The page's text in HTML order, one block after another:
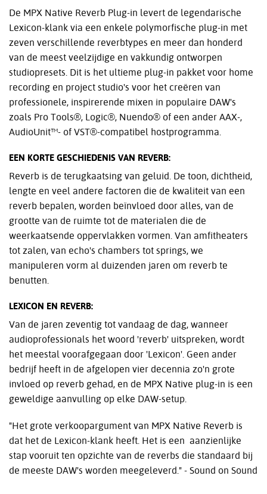
De MPX Native Reverb Plug-in levert de legendarische
Lexicon-klank via een enkele polymorfische plug-in met
zeven verschillende reverbtypes en meer dan honderd
van de meest veelzijdige en vakkundig ontworpen
studiopresets. Dit is het ultieme plug-in pakket voor home
recording en project studio's voor het creëren van
professionele, inspirerende mixen in populaire DAW's
zoals Pro Tools®, Logic®, Nuendo® of een ander AAX-,
AudioUnit™- of VST®-compatibel hostprogramma.
EEN KORTE GESCHIEDENIS VAN REVERB:
Reverb is de terugkaatsing van geluid. De toon, dichtheid,
lengte en veel andere factoren die de kwaliteit van een
reverb bepalen, worden beïnvloed door alles, van de
grootte van de ruimte tot de materialen die de
weerkaatsende oppervlakken vormen. Van amfitheaters
tot zalen, van echo's chambers tot springs, we
manipuleren vorm al duizenden jaren om reverb te
benutten.
LEXICON EN REVERB:
Van de jaren zeventig tot vandaag de dag, wanneer
audioprofessionals het woord 'reverb' uitspreken, wordt
het meestal voorafgegaan door 'Lexicon'. Geen ander
bedrijf heeft in de afgelopen vier decennia zo'n grote
invloed op reverb gehad, en de MPX Native plug-in is een
geweldige aanvulling op elke DAW-setup.
"Het grote verkoopargument van MPX Native Reverb is
dat het de Lexicon-klank heeft. Het is een aanzienlijke
stap vooruit ten opzichte van de reverbs die standaard bij
de meeste DAW's worden meegeleverd." - Sound on Sound